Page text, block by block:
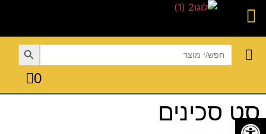
Search
for:
Search Button
0
סט סכינים
פתח סרגל נגישות